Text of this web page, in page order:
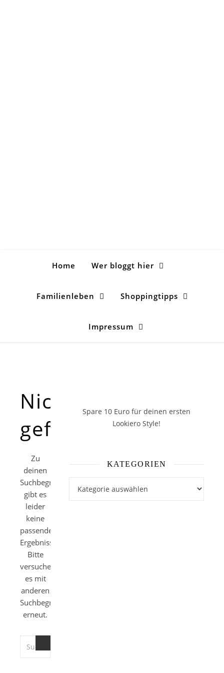
Home Wer bloggt hier
Familienleben Shoppingtipps
Impressum
Nichts
gefunden!
Zu
deinen
Suchbegriffen
gibt es
leider
keine
passenden
Ergebnisse.
Bitte
versuche
es mit
anderen
Suchbegriffen
erneut.
Spare 10 Euro für deinen ersten
Lookiero Style!
KATEGORIEN